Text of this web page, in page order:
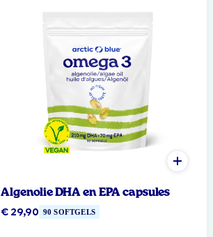
Algenolie DHA en EPA capsules
€ 29,90 90 SOFTGELS